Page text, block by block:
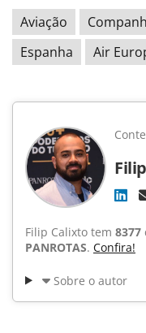
Aviação
Espanha
Air
Filip Calixto tem 8377
PANROTAS. Confira!
Sobre o autor